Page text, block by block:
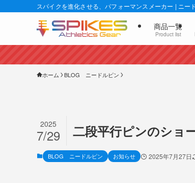
スパイクを進化させる、パフォーマンスメーカー | ニ
商品一覧
Product list
ホーム BLOG ニードルピン
二段平行ピンのショ
2025
7/29
BLOG ニードルピン お知らせ 2025年7月27日